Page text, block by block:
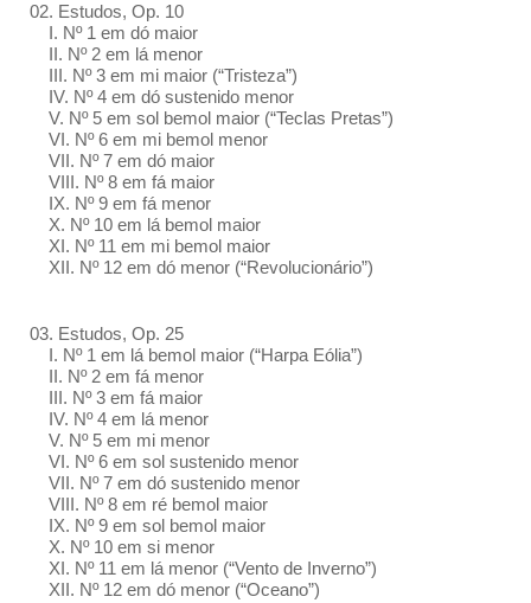
02. Estudos, Op. 10
I. Nº 1 em dó maior
II. Nº 2 em lá menor
III. Nº 3 em mi maior (“Tristeza”)
IV. Nº 4 em dó sustenido menor
V. Nº 5 em sol bemol maior (“Teclas Pretas”)
VI. Nº 6 em mi bemol menor
VII. Nº 7 em dó maior
VIII. Nº 8 em fá maior
IX. Nº 9 em fá menor
X. Nº 10 em lá bemol maior
XI. Nº 11 em mi bemol maior
XII. Nº 12 em dó menor (“Revolucionário”)
03. Estudos, Op. 25
I. Nº 1 em lá bemol maior (“Harpa Eólia”)
II. Nº 2 em fá menor
III. Nº 3 em fá maior
IV. Nº 4 em lá menor
V. Nº 5 em mi menor
VI. Nº 6 em sol sustenido menor
VII. Nº 7 em dó sustenido menor
VIII. Nº 8 em ré bemol maior
IX. Nº 9 em sol bemol maior
X. Nº 10 em si menor
XI. Nº 11 em lá menor (“Vento de Inverno”)
XII. Nº 12 em dó menor (“Oceano”)